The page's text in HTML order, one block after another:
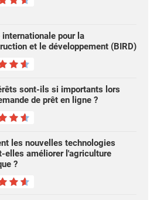
internationale pour la
et le développement (BIRD)
sont-ils si importants lors
de prêt en ligne ?
les nouvelles technologies
elles améliorer l'agriculture
?